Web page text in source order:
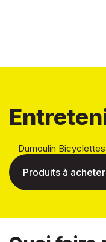
Dumoulin Bicyclettes
Produits à